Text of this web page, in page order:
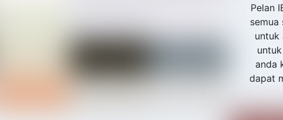
Pelan
untuk
anda
dapat